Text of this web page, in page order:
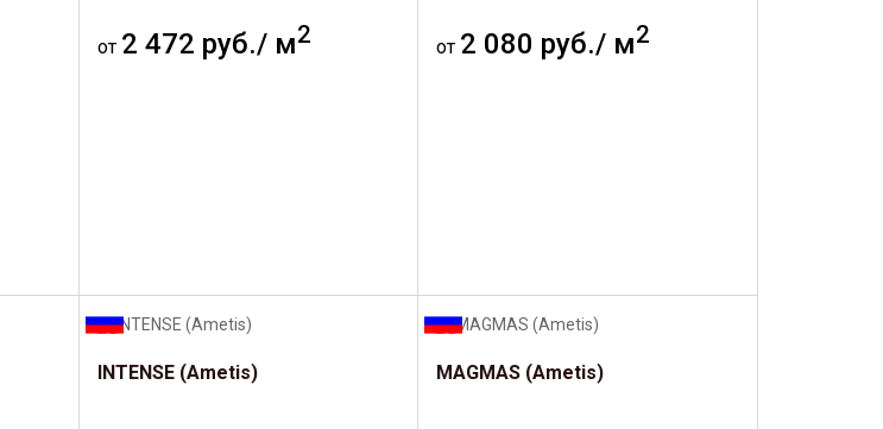
от 2 472 руб./ м2 от 2 080 руб./ м2
INTENSE (Ametis) MAGMAS (Ametis)